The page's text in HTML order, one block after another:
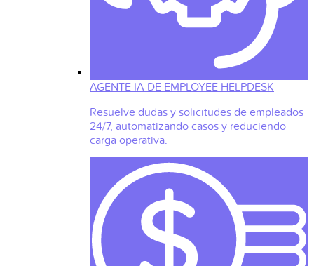
AGENTE IA DE EMPLOYEE HELPDESK
Resuelve dudas y solicitudes de empleados
24/7, automatizando casos y reduciendo
carga operativa.